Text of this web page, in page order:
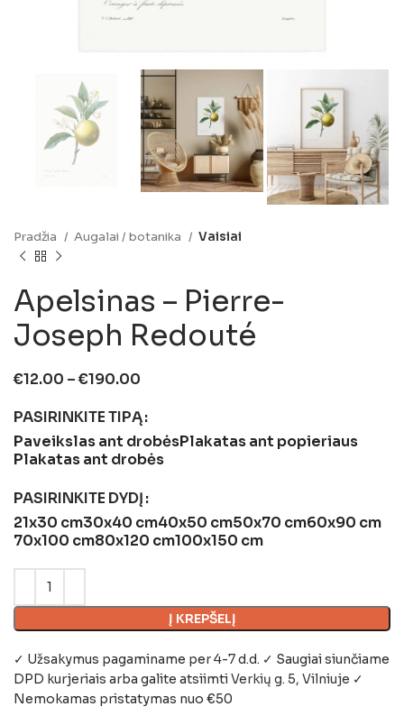
Pradžia Augalai / botanika Vaisiai
Apelsinas – Pierre-
Joseph Redouté
€12.00 –€190.00
PASIRINKITE TIPĄ
Paveikslas ant drobėsPlakatas ant popieriaus
Plakatas ant drobės
PASIRINKITE DYDĮ
21x30 cm30x40 cm40x50 cm50x70 cm60x90 cm
70x100 cm80x120 cm100x150 cm
Į KREPŠELĮ
✓ Užsakymus pagaminame per 4-7 d.d. ✓ Saugiai siunčiame
DPD kurjeriais arba galite atsiimtiVerkių g. 5, Vilniuje ✓
Nemokamas pristatymas nuo €50